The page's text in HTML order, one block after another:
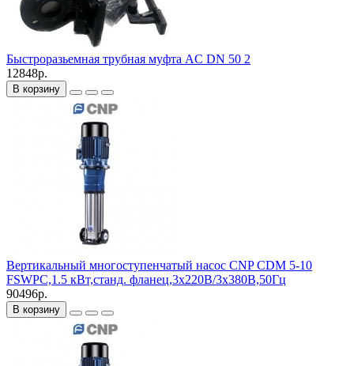
Быстроразьемная трубная муфта AC DN 50 2
12848р.
В корзину
Вертикальный многоступенчатый насос CNP CDM 5-10
FSWPC,1.5 кВт,станд. фланец,3х220В/3х380В,50Гц
90496р.
В корзину